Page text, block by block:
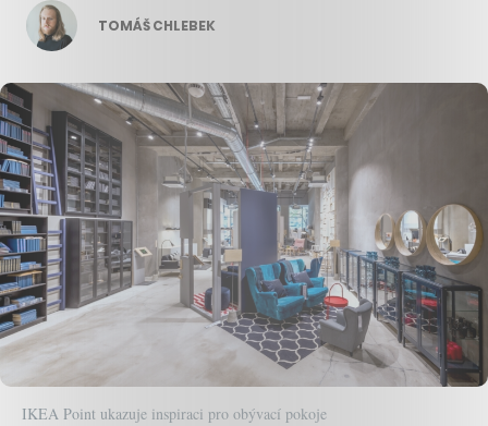
TOMÁŠ CHLEBEK
IKEA Point ukazuje inspiraci pro obývací pokoje